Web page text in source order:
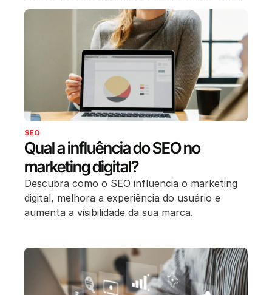
SEO
Qual a influência do SEO no
marketing digital?
Descubra como o SEO influencia o marketing
digital, melhora a experiência do usuário e
aumenta a visibilidade da sua marca.